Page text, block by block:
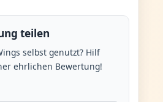
teilen
selbst genutzt? Hilf
ehrlichen Bewertung!